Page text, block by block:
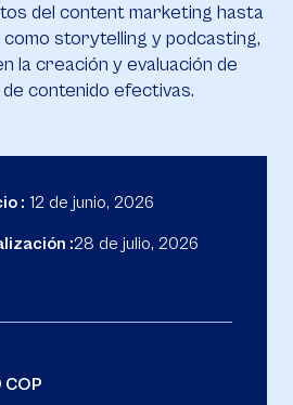
del content marketing hasta
storytelling y podcasting,
la creación y evaluación de
contenido efectivas.
: 12 de junio, 2026
:28 de julio, 2026